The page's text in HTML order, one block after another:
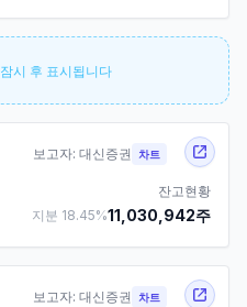
잠시 후 표시됩니다
보고자: 대신증권 차트
잔고현황
지분 18.45%11,030,942주
보고자: 대신증권 차트